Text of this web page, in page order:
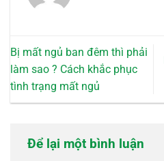
Bị mất ngủ ban đêm thì phải
làm sao ? Cách khắc phục
tình trạng mất ngủ
Để lại một bình luận